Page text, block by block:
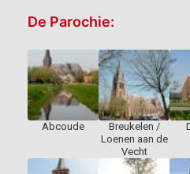
De Parochie:
Abcoude
Breukelen /
Loenen aan de
Vecht